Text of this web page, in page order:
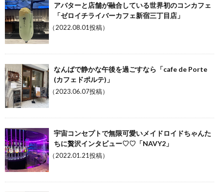
アバターと店舗が融合している世界初のコンカフェ
「ゼロイチライバーカフェ新宿三丁目店」
（2022.08.01投稿）
なんばで静かな午後を過ごすなら「cafe de Porte
(カフェドポルテ)」
（2023.06.07投稿）
宇宙コンセプトで無限可愛いメイドロイドちゃんた
ちに贅沢インタビュー♡♡「NAVY2」
（2022.01.21投稿）